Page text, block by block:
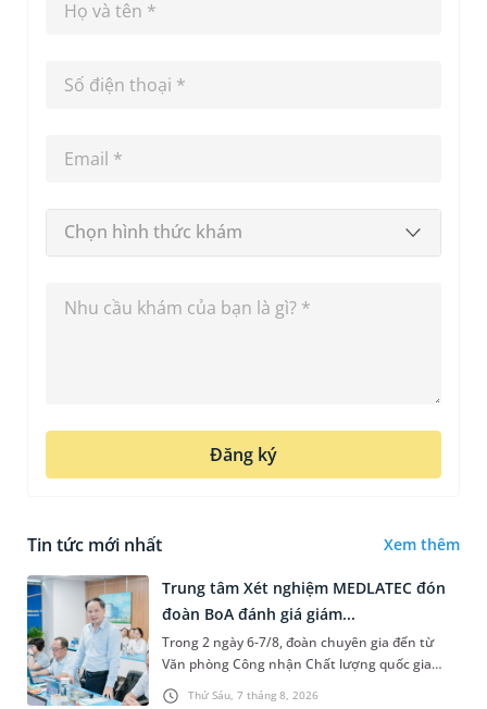
Chọn hình thức khám
Đăng ký
Tin tức mới nhất Xem thêm
Thứ Sáu, 7 tháng 8, 2026
Trung tâm Xét nghiệm MEDLATEC đón
đoàn BoA đánh giá giám...
Trong 2 ngày 6-7/8, đoàn chuyên gia đến từ
Văn phòng Công nhận Chất lượng quốc gia
(BoA) đã ghi nhận và đánh giá cao nỗ lực duy trì